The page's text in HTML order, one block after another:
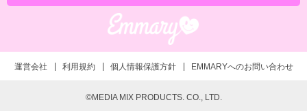
運営会社 利用規約 個人情報保護方針 EMMARYへのお問い合わせ
©MEDIA MIX PRODUCTS. CO., LTD.